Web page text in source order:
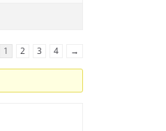
1 2 3 4 →